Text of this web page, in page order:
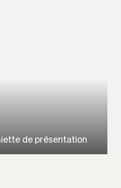
de présentation